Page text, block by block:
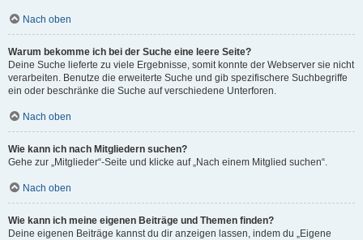
Nach oben
Warum bekomme ich bei der Suche eine leere Seite?
Deine Suche lieferte zu viele Ergebnisse, somit konnte der Webserver sie nicht
verarbeiten. Benutze die erweiterte Suche und gib spezifischere Suchbegriffe
ein oder beschränke die Suche auf verschiedene Unterforen.
Nach oben
Wie kann ich nach Mitgliedern suchen?
Gehe zur „Mitglieder“-Seite und klicke auf „Nach einem Mitglied suchen“.
Nach oben
Wie kann ich meine eigenen Beiträge und Themen finden?
Deine eigenen Beiträge kannst du dir anzeigen lassen, indem du „Eigene